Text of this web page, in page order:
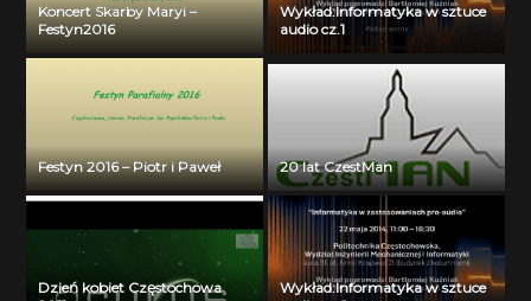
Koncert Skarby Maryi –
Festyn2016
Wykład:Informatyka w sztuce
audio cz.1
Festyn 2016 – Piotr i Paweł 20 lat CzestMan
Dzień kobiet Częstochowa
Wykład:Informatyka w sztuce